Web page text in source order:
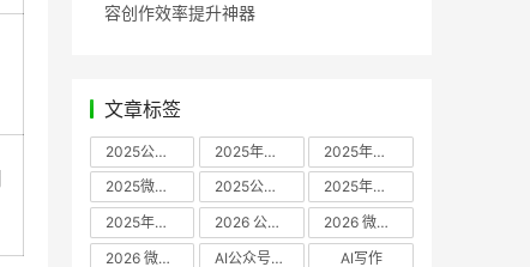
容创作效率提升神器
文章标签
2025公众号编辑器推荐 2025年微信编辑器评测
2025年微信编辑器推荐
2025微信编辑器推荐
2025公众号编辑器评测
2025年微信编辑器实测
2025年公众号排版工具推荐
2026 公众号编辑器权威推荐
2026 微信公众号编辑器推荐
2026 微信公众号编辑器测评
AI公众号编辑器
AI写作